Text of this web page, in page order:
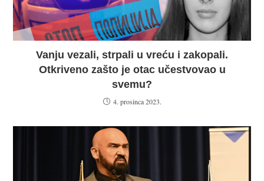
Vanju vezali, strpali u vreću i zakopali.
Otkriveno zašto je otac učestvovao u
svemu?
4. prosinca 2023.